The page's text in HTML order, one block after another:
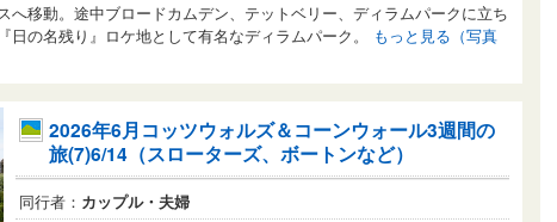
へ移動。途中ブロードカムデン、テットベリー、ディラムパークに立ち
日の名残り』ロケ地として有名なディラムパーク。
もっと見る（写真
2026年6月コッツウォルズ＆コーンウォール3週間の
旅(7)6/14（スローターズ、ボートンなど）
同行者： カップル・夫婦